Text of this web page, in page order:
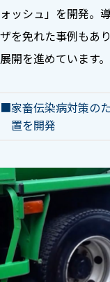
ォッシュ」を開発。
ザを免れた事例もあ
展開を進めています。
家畜伝染病対策の
置を開発